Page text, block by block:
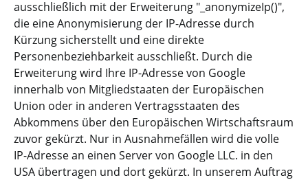
ausschließlich mit der Erweiterung "_anonymizeIp()",
die eine Anonymisierung der IP-Adresse durch
Kürzung sicherstellt und eine direkte
Personenbeziehbarkeit ausschließt. Durch die
Erweiterung wird Ihre IP-Adresse von Google
innerhalb von Mitgliedstaaten der Europäischen
Union oder in anderen Vertragsstaaten des
Abkommens über den Europäischen Wirtschaftsraum
zuvor gekürzt. Nur in Ausnahmefällen wird die volle
IP-Adresse an einen Server von Google LLC. in den
USA übertragen und dort gekürzt. In unserem Auftrag